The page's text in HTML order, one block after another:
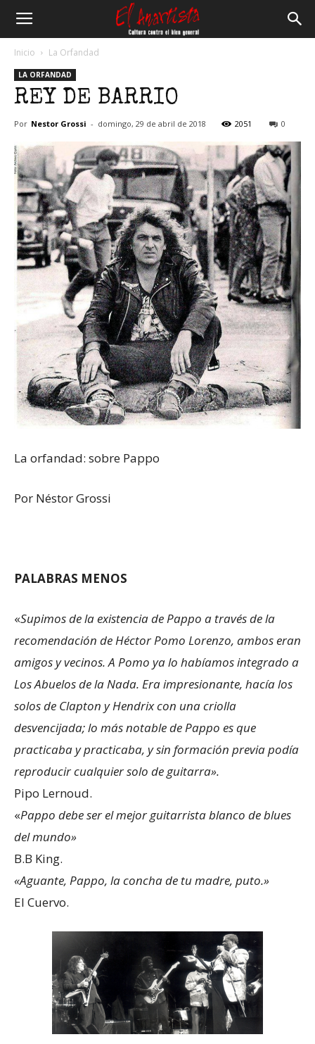
Anartista
Inicio La Orfandad
LA ORFANDAD
REY DE BARRIO
Por Nestor Grossi - domingo, 29 de abril de 2018 2051 0
La orfandad: sobre Pappo
Por Néstor Grossi
PALABRAS MENOS
«Supimos de la existencia de Pappo a través de la
recomendación de Héctor Pomo Lorenzo, ambos eran
amigos y vecinos. A Pomo ya lo habíamos integrado a
Los Abuelos de la Nada. Era impresionante, hacía los
solos de Clapton y Hendrix con una criolla
desvencijada; lo más notable de Pappo es que
practicaba y practicaba, y sin formación previa podía
reproducir cualquier solo de guitarra».
Pipo Lernoud.
«Pappo debe ser el mejor guitarrista blanco de blues
del mundo»
B.B King.
«Aguante, Pappo, la concha de tu madre, puto.»
El Cuervo.